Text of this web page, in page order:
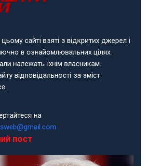
цьому сайті взяті з відкритих джерел і
в ознайомлювальних цілях.
належать їхнім власникам.
відповідальності за зміст
на
пост